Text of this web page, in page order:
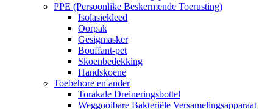
PPE (Persoonlike Beskermende Toerusting)
Isolasiekleed
Oorpak
Gesigmasker
Bouffant-pet
Skoenbedekking
Handskoene
Toebehore en ander
Torakale Dreineringsbottel
Weggooibare Bakteriële Versamelingsapparaat